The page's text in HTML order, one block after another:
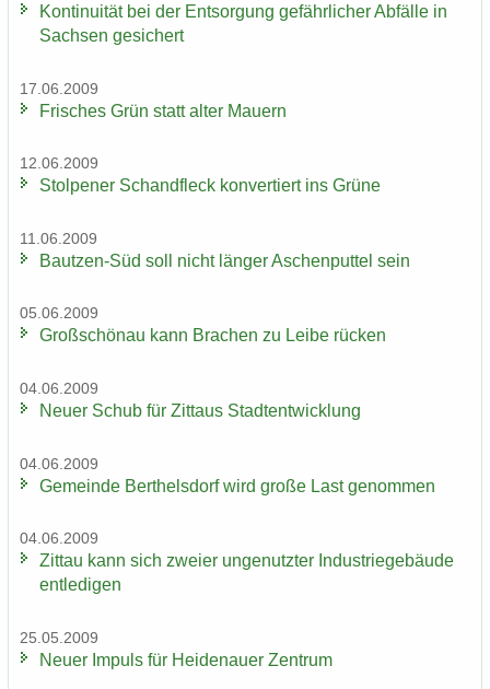
Kon­ti­nui­tät bei der Ent­sor­gung ge­fähr­li­cher Ab­fäl­le in
Sach­sen ge­si­chert
17.06.2009
Fri­sches Grün statt alter Mau­ern
12.06.2009
Stol­pe­ner Schand­fleck kon­ver­tiert ins Grüne
11.06.2009
Bautzen-​Süd soll nicht län­ger Aschen­put­tel sein
05.06.2009
Groß­schön­au kann Bra­chen zu Leibe rü­cken
04.06.2009
Neuer Schub für Zit­taus Stadt­ent­wick­lung
04.06.2009
Ge­mein­de Bert­hels­dorf wird große Last ge­nom­men
04.06.2009
Zit­tau kann sich zwei­er un­ge­nutz­ter In­dus­trie­ge­bäu­de
ent­le­di­gen
25.05.2009
Neuer Im­puls für Hei­de­nau­er Zen­trum